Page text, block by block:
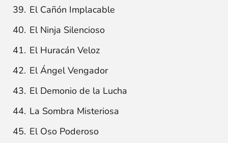
El Cañón Implacable
El Ninja Silencioso
El Huracán Veloz
El Ángel Vengador
El Demonio de la Lucha
La Sombra Misteriosa
El Oso Poderoso